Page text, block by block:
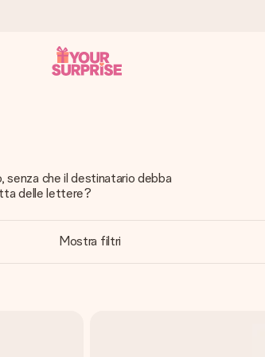
al momento giusto, quando conta
senza che il destinatario debba
delle lettere?
Mostra filtri